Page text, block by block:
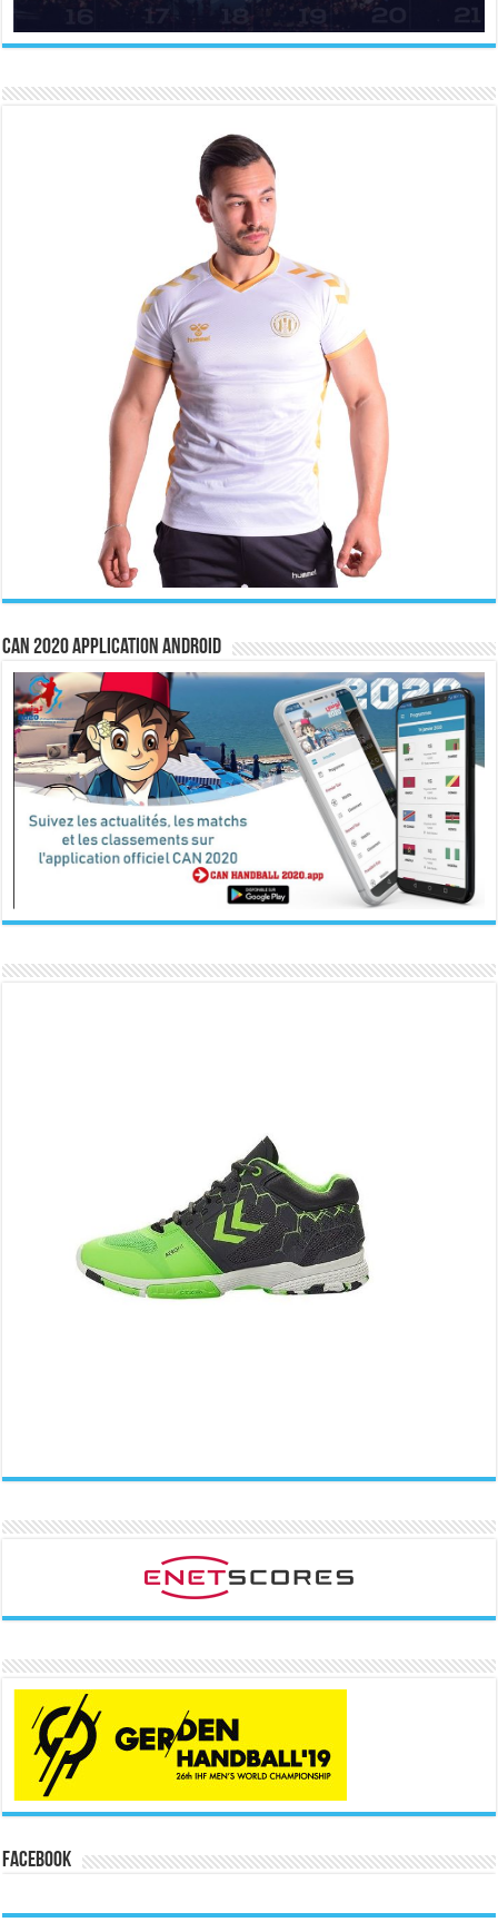
CAN 2020 Application Android
Facebook